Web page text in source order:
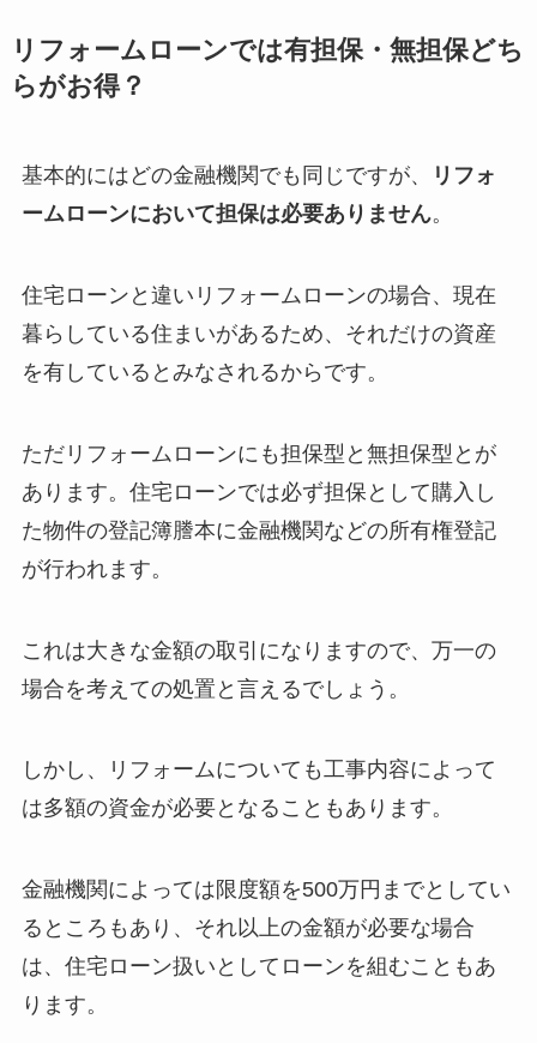
リフォームローンでは有担保・無担保どち
らがお得？
基本的にはどの金融機関でも同じですが、
リフォ
ームローンにおいて担保は必要ありません。
住宅ローンと違いリフォームローンの場合、現在
暮らしている住まいがあるため、それだけの資産
を有しているとみなされるからです。
ただリフォームローンにも担保型と無担保型とが
あります。住宅ローンでは必ず担保として購入し
た物件の登記簿謄本に金融機関などの所有権登記
が行われます。
これは大きな金額の取引になりますので、万一の
場合を考えての処置と言えるでしょう。
しかし、リフォームについても工事内容によって
は多額の資金が必要となることもあります。
金融機関によっては限度額を500万円までとしてい
るところもあり、それ以上の金額が必要な場合
は、住宅ローン扱いとしてローンを組むこともあ
ります。